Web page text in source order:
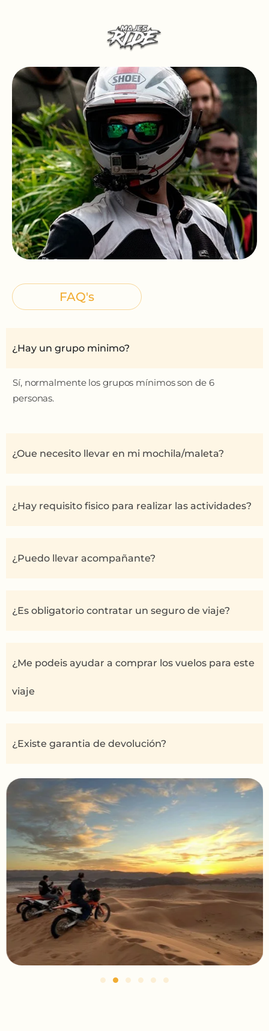
FAQ's
¿Hay un grupo minimo?
Sí, normalmente los grupos mínimos son de 6
personas.
¿Oue necesito llevar en mi mochila/maleta?
¿Hay requisito fisico para realizar las actividades?
¿Puedo llevar acompañante?
¿Es obligatorio contratar un seguro de viaje?
¿Me podeis ayudar a comprar los vuelos para este
viaje
¿Existe garantia de devolución?